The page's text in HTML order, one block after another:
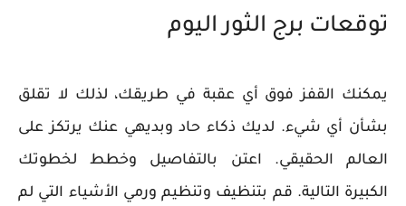
توقعات برج الثور اليوم
يمكنك القفز فوق أي عقبة في طريقك، لذلك لا تقلق
بشأن أي شيء. لديك ذكاء حاد وبديهي عنك يرتكز على
العالم الحقيقي. اعتن بالتفاصيل وخطط لخطوتك
الكبيرة التالية. قم بتنظيف وتنظيم ورمي الأشياء التي لم